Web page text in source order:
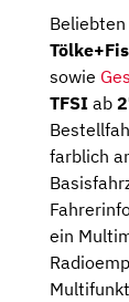
sowie
TFSI ab
farblich
ein